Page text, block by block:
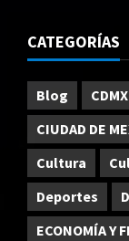
CATEGORÍAS
Blog CDMX
CIUDAD DE
Cultura
Deportes
ECONOMÍA Y